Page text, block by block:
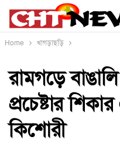
Home খাগড়াছড়ি
রামগড়ে
প্রচেষ্টার
কিশোরী